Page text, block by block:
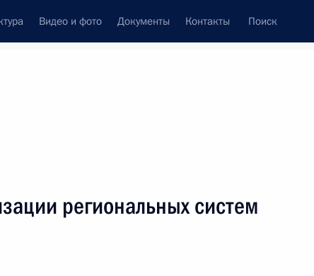
Видео и фото Документы Контакты Поиск
региональных систем